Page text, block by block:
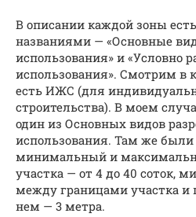
В описании каждой зоны
названиями — «Основные
использования» и «Условно
использования». Смотрим в
есть ИЖС (для
строительства). В моем
один из Основных видов
использования. Там же
минимальный и
участка — от 4 до 40 соток,
между границами участка и
нем — 3 метра.